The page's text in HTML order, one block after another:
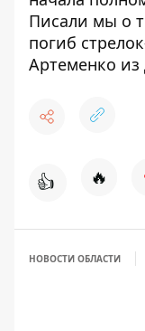
Писали мы о
погиб
Артеменко из
👍 🔥
НОВОСТИ ОБЛАСТИ